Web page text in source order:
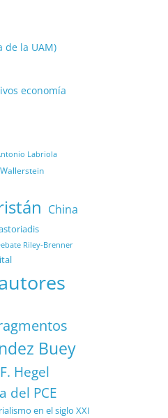
de la UAM)
economía
Labriola
China
Riley-Brenner
Buey
Hegel
del PCE
en el siglo XXI